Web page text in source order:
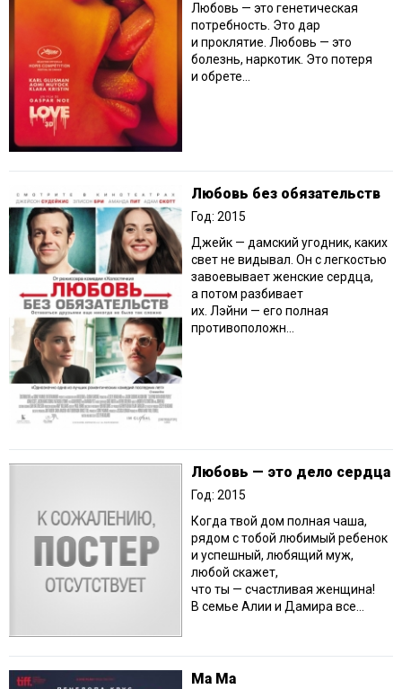
Любовь — это генетическая
потребность. Это дар
и проклятие. Любовь — это
болезнь, наркотик. Это потеря
и обрете...
Любовь без обязательств
Год: 2015
Джейк — дамский угодник, каких
свет не видывал. Он с легкостью
завоевывает женские сердца,
а потом разбивает
их. Лэйни — его полная
противоположн...
Любовь — это дело сердца
Год: 2015
Когда твой дом полная чаша,
рядом с тобой любимый ребенок
и успешный, любящий муж,
любой скажет,
что ты — счастливая женщина!
В семье Алии и Дамира все...
Ма Ма